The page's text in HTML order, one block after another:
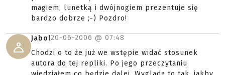
magiem, lunetką i dwójnogiem prezentuje się
bardzo dobrze ;-) Pozdro!
Jabol20-06-2006 @ 07:48
Chodzi o to że już we wstępie widać stosunek
autora do tej repliki. Po jego przeczytaniu